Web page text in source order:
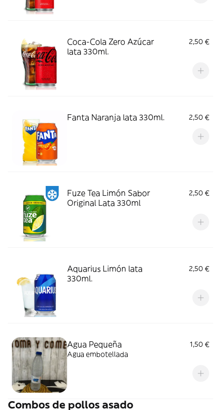
Coca-Cola Zero Azúcar
lata 330ml.
2,50 €
Fanta Naranja lata 330ml. 2,50 €
Fuze Tea Limón Sabor
Original Lata 330ml
2,50 €
Aquarius Limón lata
330ml.
2,50 €
Agua Pequeña
1,50 €
Agua embotellada
Combos de pollos asado